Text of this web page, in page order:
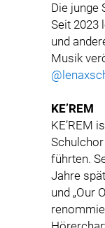
Die junge
Seit 2023
und
Musik
KE’REM
KE’REM
führten.
Jahre
und „Our